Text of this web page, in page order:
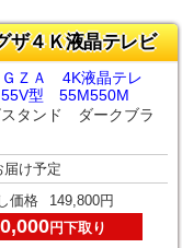
ザ４Ｋ液晶テレビ
ＺＡ 4K液晶テレ
型 55M550M
タンド ダークブラ
届け予定
価格 149,800円
円下取り